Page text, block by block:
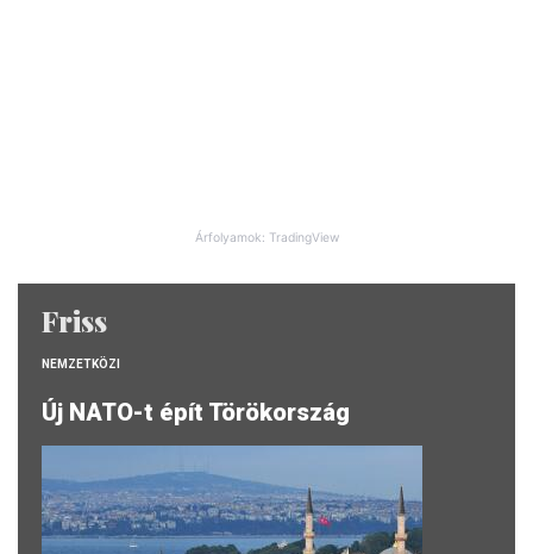
Árfolyamok: TradingView
Friss
NEMZETKÖZI
Új NATO-t épít Törökország